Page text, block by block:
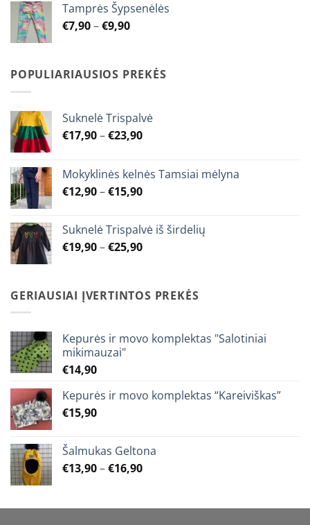
through
€9,90
Tamprės Šypsenėlės
€7,90–€9,90Price
through
€9,90
POPULIARIAUSIOS PREKĖS
Suknelė Trispalvė
€17,90–€23,90Price
through
€23,90
Mokyklinės kelnės Tamsiai mėlyna
€12,90–€15,90Price
through
€15,90
Suknelė Trispalvė iš širdelių
€19,90–€25,90Price
through
€25,90
GERIAUSIAI ĮVERTINTOS PREKĖS
Kepurės ir movo komplektas "Salotiniai
mikimauzai"
€14,90
Kepurės ir movo komplektas “Kareiviškas”
€15,90
Šalmukas Geltona
€13,90–€16,90Price
through